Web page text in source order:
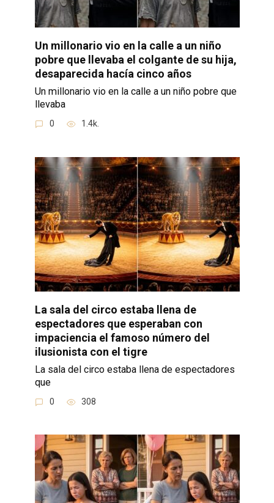
Un millonario vio en la calle a un niño
pobre que llevaba el colgante de su hija,
desaparecida hacía cinco años
Un millonario vio en la calle a un niño pobre que
llevaba
0 1.4k.
La sala del circo estaba llena de
espectadores que esperaban con
impaciencia el famoso número del
ilusionista con el tigre
La sala del circo estaba llena de espectadores
que
0 308